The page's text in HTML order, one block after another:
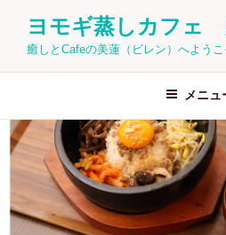
ン
へ
ス
キ
プ
ヨモギ蒸しカフ
癒しとCafeの美蓮（ビレン）へようこ
メニュ